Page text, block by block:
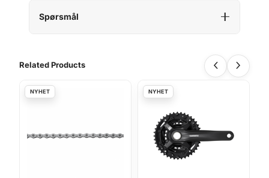
Spørsmål
Related Products